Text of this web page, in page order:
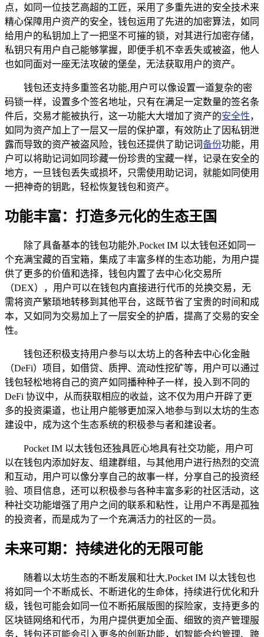
点，如同一位技艺高超的工匠，采用了多重先进的安全技术来
精心保障用户资产的安全，钱包运用了先进的加密算法，如同
给用户的私钥加上了一把坚不可摧的锁，对其进行加密存储，
私钥只有用户自己能够掌握，即便手机不幸丢失或被盗，他人
也如同面对一座无法攻破的堡垒，无法获取用户的资产。
钱包还支持多重签名功能,用户可以像设置一道复杂的密
码锁一样，设置多个签名地址，只有在满足一定数量的签名条
件后，交易才能被执行，这一功能大大增加了资产的安全性，
如同为资产加上了一层又一层的保护罩，有效防止了因私钥泄
露而导致的资产被盗风险，钱包还提供了助记词备份功能，用
户可以将助记词如同珍藏一份珍贵的宝藏一样，记录在安全的
地方，一旦钱包丢失或损坏，只需使用助记词，就能如同使用
一把神奇的钥匙，轻松恢复钱包和资产。
功能丰富：打造多元化的生态王国
除了具备基本的钱包功能外,Pocket IM 以太钱包还如同一
个充满宝藏的百宝箱，集成了丰富多样的生态功能，为用户提
供了更多的价值和选择，钱包内置了去中心化交易所
（DEX），用户可以在钱包内直接进行代币的兑换交易，无
需将资产繁琐地转移到其他平台，这既节省了宝贵的时间和成
本，又如同为交易加上了一层安全的护盾，提高了交易的安全
性。
钱包还积极支持用户参与以太坊上的各种去中心化金融
（DeFi）项目，如借贷、质押、流动性挖矿等，用户可以通过
钱包轻松地将自己的资产如同播种种子一样，投入到不同的
DeFi 协议中，从而获取相应的收益，这不仅为用户开辟了更
多的投资渠道，也让用户能够更加深入地参与到以太坊的生态
建设中，成为这个生态系统的积极参与者和建设者。
Pocket IM 以太钱包还独具匠心地具有社交功能，用户可
以在钱包内添加好友、组建群组，与其他用户进行热烈的交流
和互动，用户可以像分享自己的故事一样，分享自己的投资经
验、项目信息，还可以积极参与各种丰富多彩的社区活动，这
种社交功能增强了用户之间的联系和粘性，让用户不再是孤独
的投资者，而是成为了一个充满活力的社区的一员。
未来可期：持续进化的无限可能
随着以太坊生态的不断发展和壮大,Pocket IM 以太钱包也
将如同一个不断成长、不断进化的生命体，持续进行优化和升
级，钱包可能会如同一位不断拓展版图的探险家，支持更多的
区块链网络和代币，为用户提供更加全面、细致的资产管理服
务，钱包还可能会引入更多的创新功能，如智能合约管理、跨